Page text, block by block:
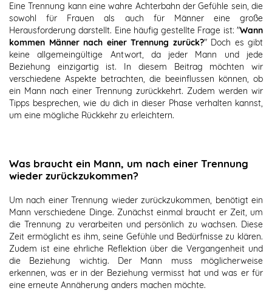
Eine Trennung kann eine wahre Achterbahn der Gefühle sein, die
sowohl für Frauen als auch für Männer eine große
Herausforderung darstellt. Eine häufig gestellte Frage ist: "Wann
kommen Männer nach einer Trennung zurück?" Doch es gibt
keine allgemeingültige Antwort, da jeder Mann und jede
Beziehung einzigartig ist. In diesem Beitrag möchten wir
verschiedene Aspekte betrachten, die beeinflussen können, ob
ein Mann nach einer Trennung zurückkehrt. Zudem werden wir
Tipps besprechen, wie du dich in dieser Phase verhalten kannst,
um eine mögliche Rückkehr zu erleichtern.
Was braucht ein Mann, um nach einer Trennung
wieder zurückzukommen?
Um nach einer Trennung wieder zurückzukommen, benötigt ein
Mann verschiedene Dinge. Zunächst einmal braucht er Zeit, um
die Trennung zu verarbeiten und persönlich zu wachsen. Diese
Zeit ermöglicht es ihm, seine Gefühle und Bedürfnisse zu klären.
Zudem ist eine ehrliche Reflektion über die Vergangenheit und
die Beziehung wichtig. Der Mann muss möglicherweise
erkennen, was er in der Beziehung vermisst hat und was er für
eine erneute Annäherung anders machen möchte.